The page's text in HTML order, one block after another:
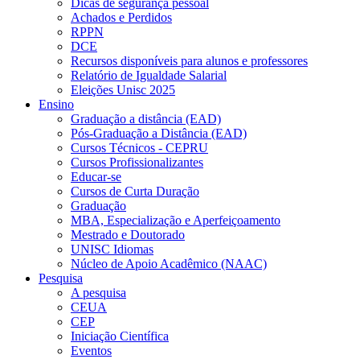
Achados e Perdidos
RPPN
DCE
Recursos disponíveis para alunos e professores
Relatório de Igualdade Salarial
Eleições Unisc 2025
Ensino
Graduação a distância (EAD)
Pós-Graduação a Distância (EAD)
Cursos Técnicos - CEPRU
Cursos Profissionalizantes
Educar-se
Cursos de Curta Duração
Graduação
MBA, Especialização e Aperfeiçoamento
Mestrado e Doutorado
UNISC Idiomas
Núcleo de Apoio Acadêmico (NAAC)
Pesquisa
A pesquisa
CEUA
CEP
Iniciação Científica
Eventos